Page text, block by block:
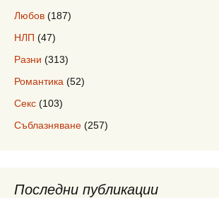
Любов (187)
НЛП (47)
Разни (313)
Романтика (52)
Секс (103)
Съблазняване (257)
Последни публикации